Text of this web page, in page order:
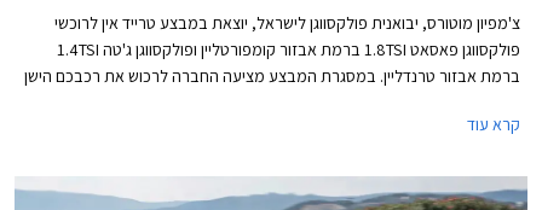
צ'מפיון מוטורס, יבואנית פולקסווגן לישראל, יוצאת במבצע טרייד אין לרוכשי
פולקסווגן פאסאט 1.8TSI ברמת אבזור קומפורטליין ופולקסווגן ג'טה 1.4TSI
ברמת אבזור טרנדליין. במסגרת המבצע מציעה החברה לרכוש את רכבכם הישן
קרא עוד